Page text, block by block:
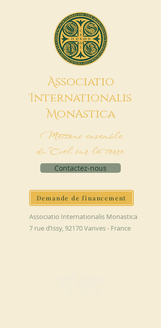
Associatio
Internationalis
MonAstica
Mettons ensemble
du Ciel sur la terre
Contactez-nous
Demande de financement
Associatio Internationalis Monastica
7 rue d’Issy, 92170 Vanves - France